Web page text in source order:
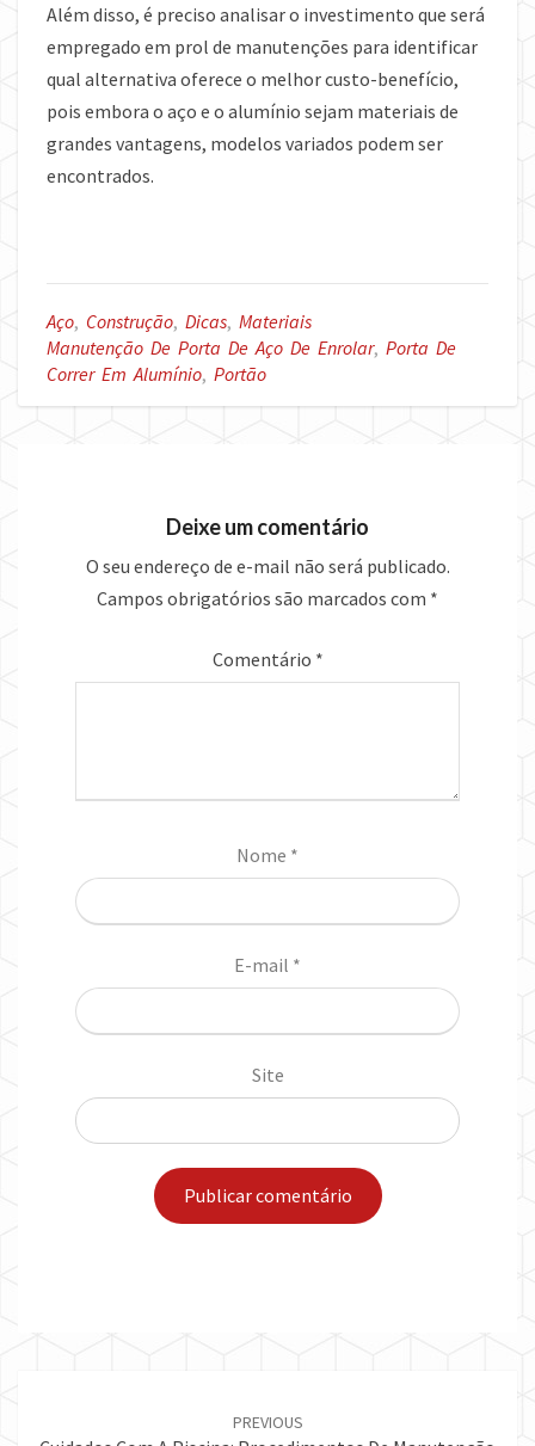
Além disso, é preciso analisar o investimento que será
empregado em prol de manutenções para identificar
qual alternativa oferece o melhor custo-benefício,
pois embora o aço e o alumínio sejam materiais de
grandes vantagens, modelos variados podem ser
encontrados.
Aço, Construção, Dicas, Materiais
Manutenção De Porta De Aço De Enrolar, Porta De
Correr Em Alumínio, Portão
Deixe um comentário
O seu endereço de e-mail não será publicado.
Campos obrigatórios são marcados com *
Comentário *
Nome *
E-mail *
Site
PREVIOUS